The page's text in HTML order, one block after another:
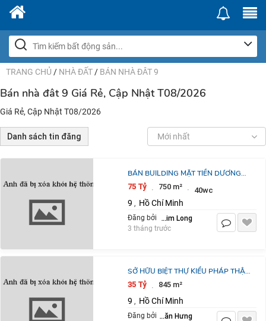
TRANG CHỦ / NHÀ ĐẤT / BÁN NHÀ ĐÂT 9
Bán nhà đât 9 Giá Rẻ, Cập Nhật T08/2026
Giá Rẻ, Cập Nhật T08/2026
Danh sách tin đăng Mới nhất
BÁN BUILDING MẶT TIỀN DƯƠNG
ĐÌNH HỘI, TĂNG NHƠN PHÚ,
750M2, 7LẦU, 40 PN
75 Tỷ · 750 m² · 40wc
9 , Hồ Chí Minh
Đăng bởi Huỳnh Kim Long
3 tháng trước
SỞ HỮU BIỆT THỰ KIỂU PHÁP THẬT
DỄ DÀNG CHỈ VỚI 0 ĐỒNG NGÂN
HÀNG CHO VAY FULL .SIÊU HIẾM
VÀ TIỀM
35 Tỷ · 845 m²
9 , Hồ Chí Minh
Đăng bởi Phạm Văn Hưng